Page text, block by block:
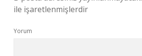
ile işaretlenmişlerdir
Yorum